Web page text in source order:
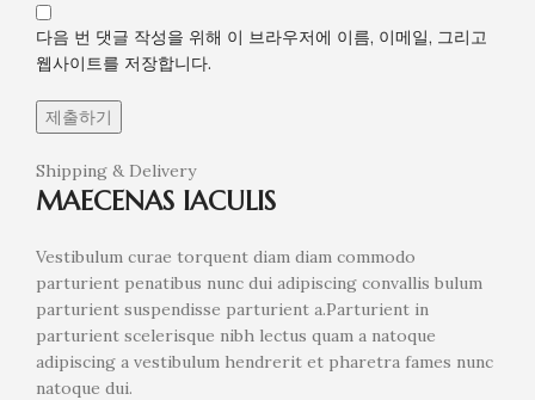
다음 번 댓글 작성을 위해 이 브라우저에 이름, 이메일, 그리고
웹사이트를 저장합니다.
Shipping & Delivery
MAECENAS IACULIS
Vestibulum curae torquent diam diam commodo
parturient penatibus nunc dui adipiscing convallis bulum
parturient suspendisse parturient a.Parturient in
parturient scelerisque nibh lectus quam a natoque
adipiscing a vestibulum hendrerit et pharetra fames nunc
natoque dui.